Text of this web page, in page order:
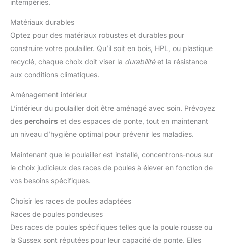
intempéries.
Matériaux durables
Optez pour des matériaux robustes et durables pour
construire votre poulailler. Qu’il soit en bois, HPL, ou plastique
recyclé, chaque choix doit viser la durabilitéet la résistance
aux conditions climatiques.
Aménagement intérieur
L’intérieur du poulailler doit être aménagé avec soin. Prévoyez
des perchoirs et des espaces de ponte, tout en maintenant
un niveau d’hygiène optimal pour prévenir les maladies.
Maintenant que le poulailler est installé, concentrons-nous sur
le choix judicieux des races de poules à élever en fonction de
vos besoins spécifiques.
Choisir les races de poules adaptées
Races de poules pondeuses
Des races de poules spécifiques telles que la poule rousse ou
la Sussex sont réputées pour leur capacité de ponte. Elles